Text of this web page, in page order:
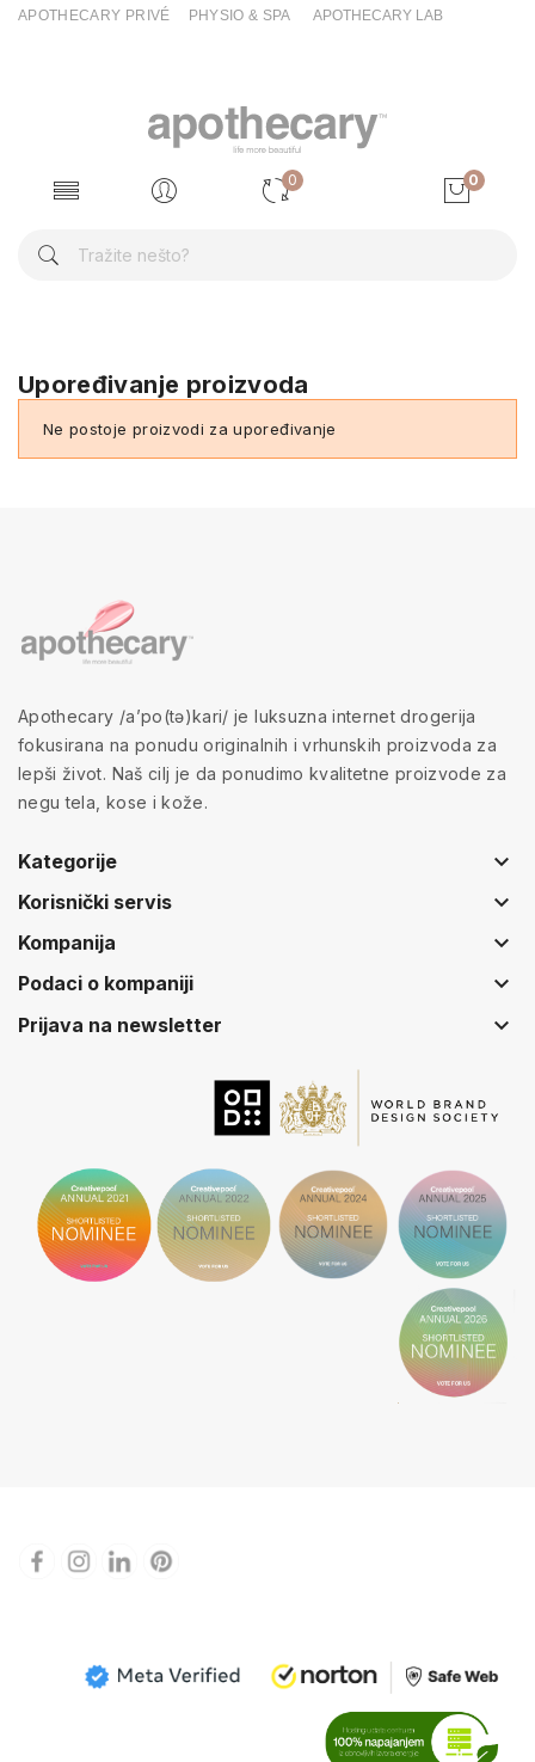
APOTHECARY PRIVÉ PHYSIO & SPA APOTHECARY LAB
0 0
Upoređivanje proizvoda
Ne postoje proizvodi za upoređivanje
Apothecary /a’po(tə)kari/ je luksuzna internet drogerija
fokusirana na ponudu originalnih i vrhunskih proizvoda za
lepši život. Naš cilj je da ponudimo kvalitetne proizvode za
negu tela, kose i kože.
Kategorije keyboard_arrow_down
Korisnički servis keyboard_arrow_down
Kompanija keyboard_arrow_down
Podaci o kompaniji keyboard_arrow_down
Prijava na newsletter keyboard_arrow_down